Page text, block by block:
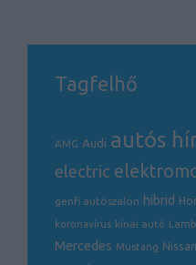
Tagfelhő
AMG Audi autós
electric
genfi autószalon hibrid
koronavírus kínai autó
Mercedes Mustang Nissan